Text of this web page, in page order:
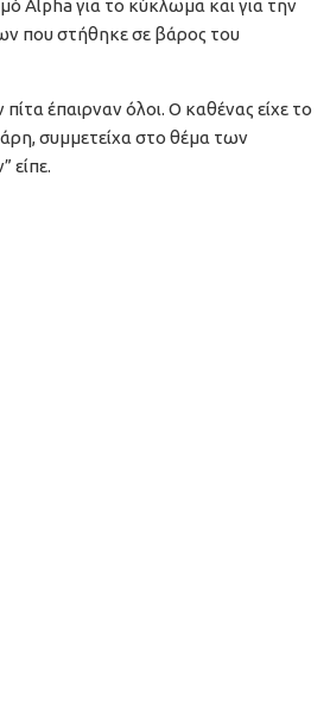
Alpha για το κύκλωμα και για την
που στήθηκε σε βάρος του
έπαιρναν όλοι. Ο καθένας είχε το
συμμετείχα στο θέμα των
είπε.